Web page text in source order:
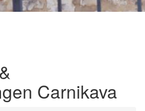
Carnikava